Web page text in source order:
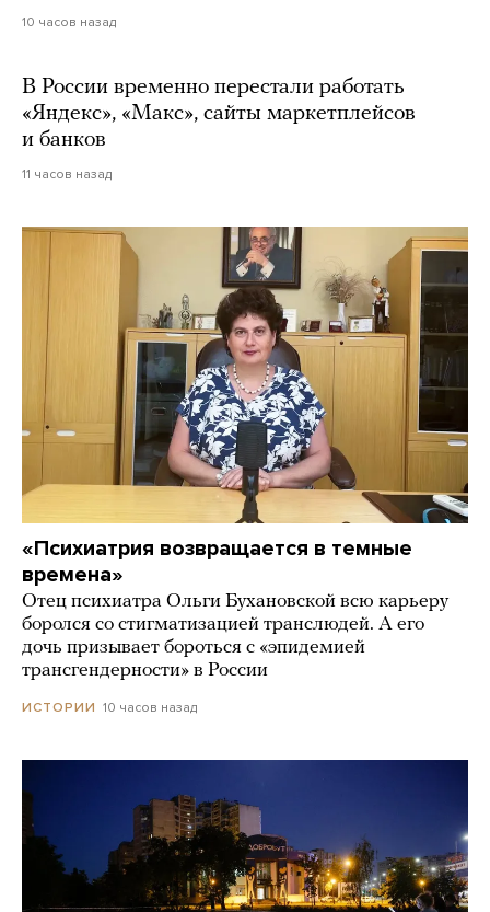
10 часов назад
В России временно перестали работать
«Яндекс», «Макс», сайты маркетплейсов
и банков
11 часов назад
«Психиатрия возвращается в темные
времена»
Отец психиатра Ольги Бухановской всю карьеру
боролся со стигматизацией транслюдей. А его
дочь призывает бороться с «эпидемией
трансгендерности» в России
ИСТОРИИ 10 часов назад